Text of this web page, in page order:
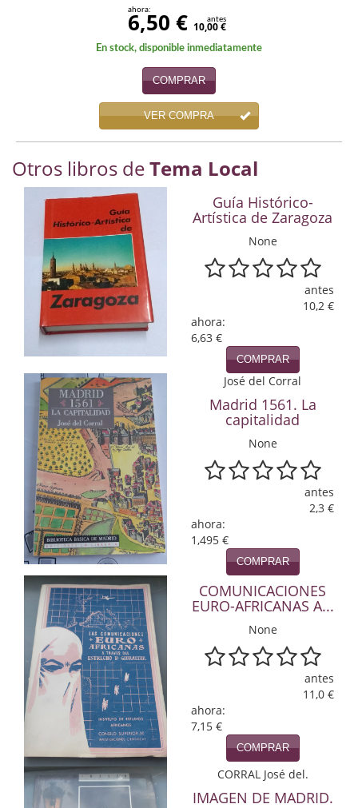
Enciclopedias
Ensayo literario
Filosofía
Física y Química
Física y química
Historia
historia
Infantil y juvenil
Infantil y juvenil. Nuevo!!
Infantil y juvenil. Nuevo!!!
Informática
Literatura fantástica
Literatura hispanoamericana
Local
Mafia y espionaje
Medicina
Música
ahora:
6,50 € antes
10,00 €
En stock, disponible inmediatamente
COMPRAR
VER COMPRA
Otros libros deTema Local
Guía Histórico-
Artística de Zaragoza
None
antes
10,2 €
ahora:
6,63 €
COMPRAR
José del Corral
Madrid 1561. La
capitalidad
None
antes
2,3 €
ahora:
1,495 €
COMPRAR
COMUNICACIONES
EURO-AFRICANAS A...
None
antes
11,0 €
ahora:
7,15 €
COMPRAR
CORRAL José del.
IMAGEN DE MADRID.